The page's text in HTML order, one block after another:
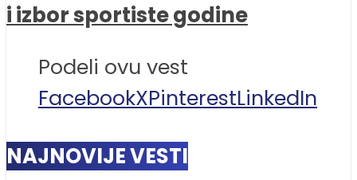
i izbor sportiste godine
Podeli ovu vest
FacebookXPinterestLinkedIn
NAJNOVIJE VESTI